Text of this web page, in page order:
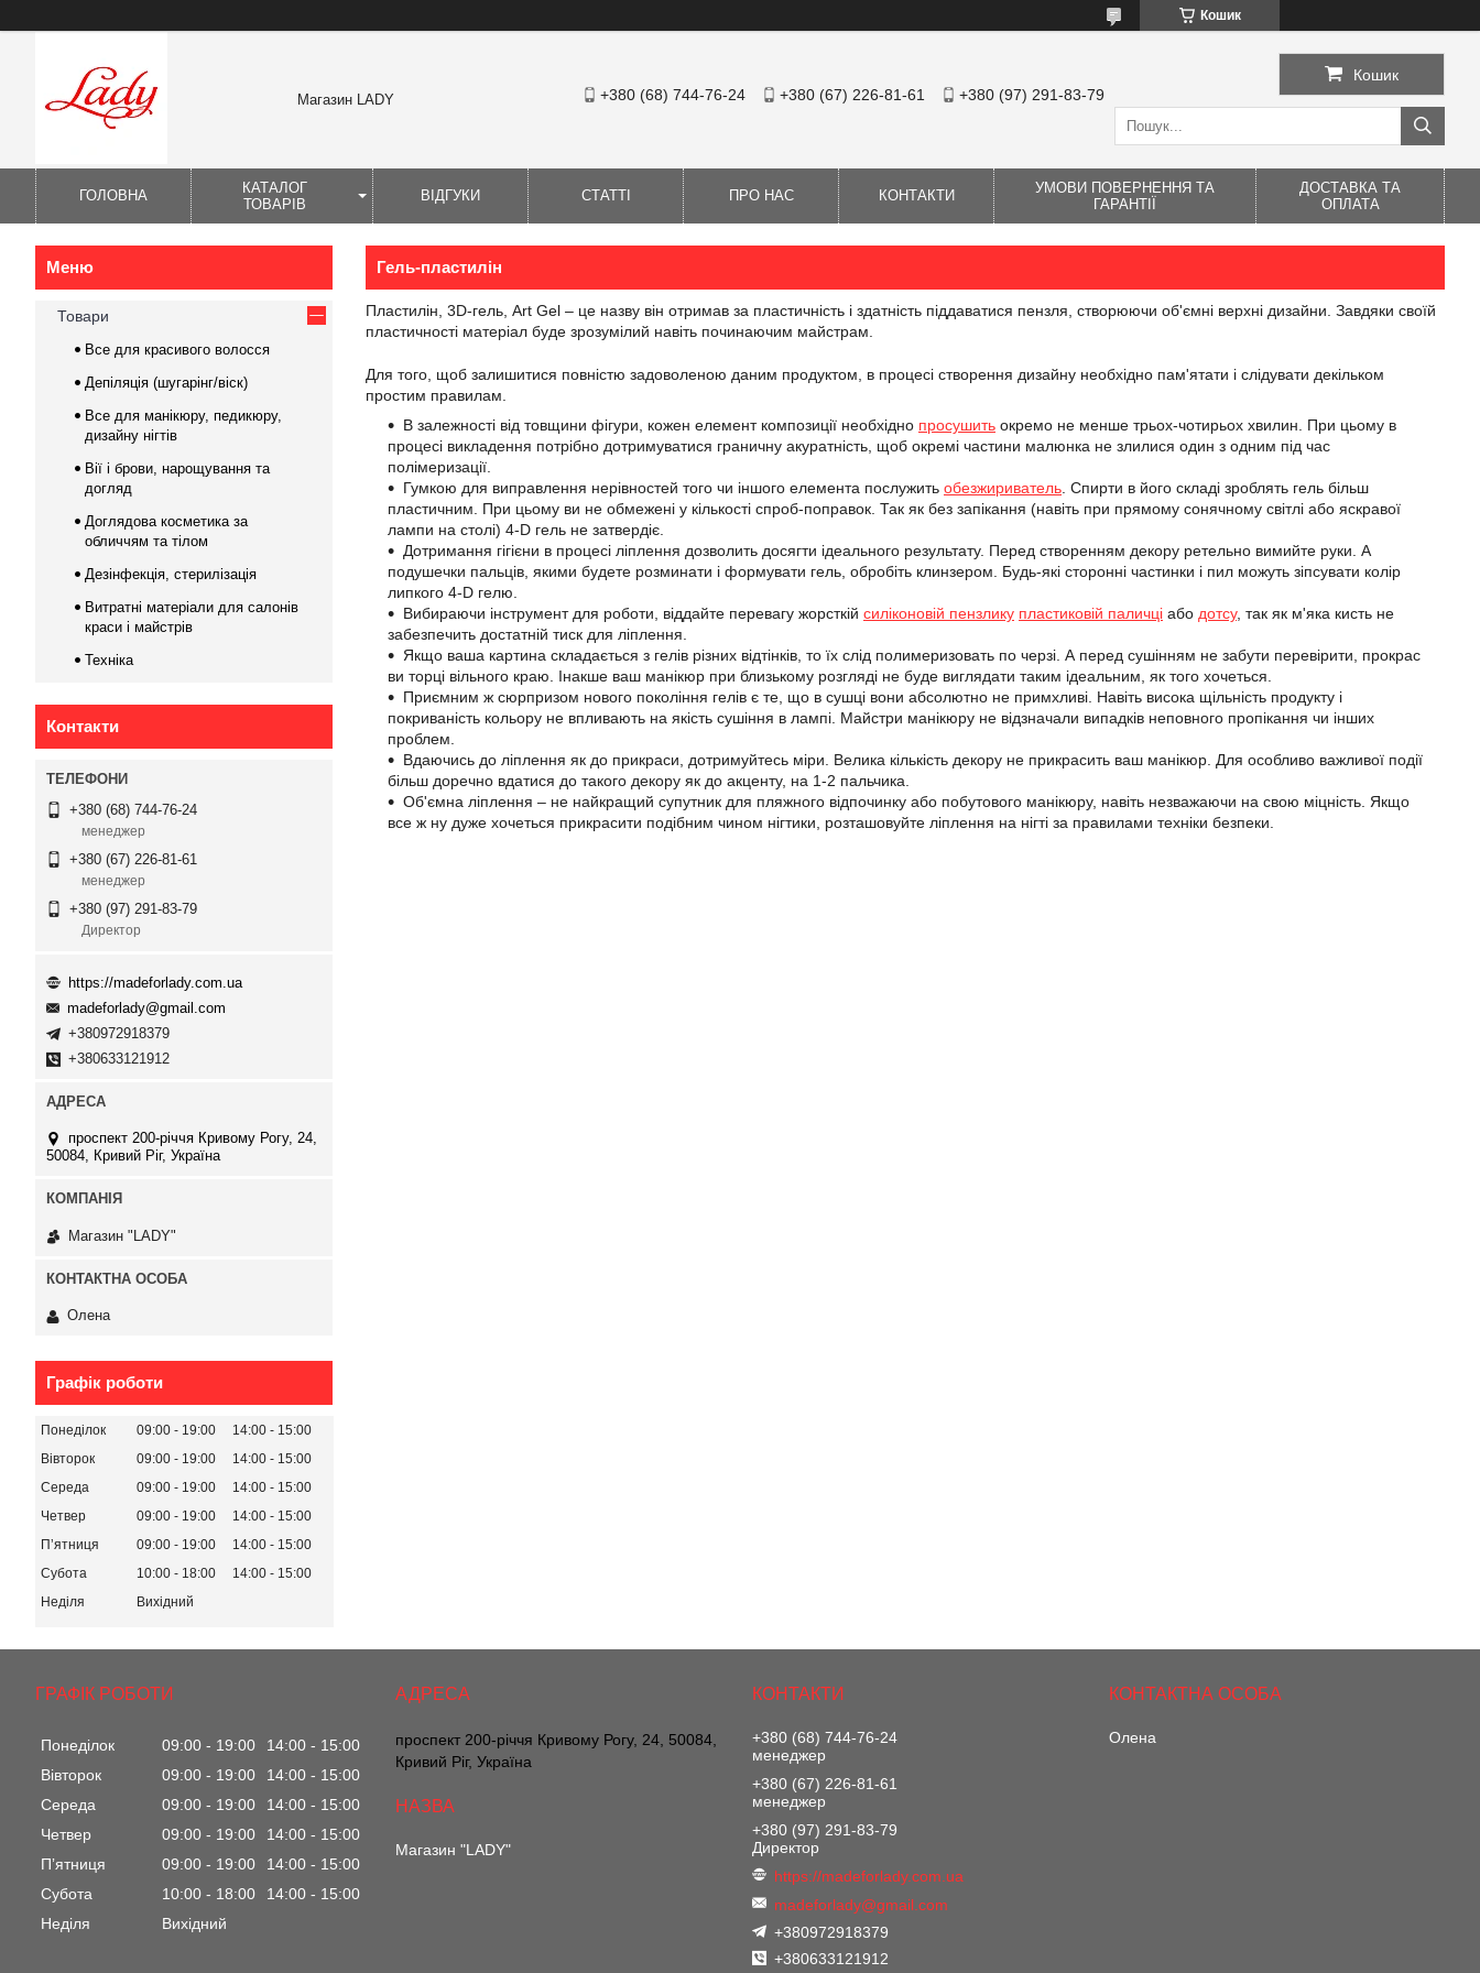
Кошик
Магазин LADY +380 (68) 744-76-24 +380 (67) 226-81-61 +380 (97) 291-83-79
Кошик
ГОЛОВНА
КАТАЛОГ
ТОВАРІВ
ВІДГУКИ СТАТТІ ПРО НАС КОНТАКТИ
УМОВИ ПОВЕРНЕННЯ ТА
ГАРАНТІЇ
ДОСТАВКА ТА
ОПЛАТА
Гель-пластилін
Пластилін, 3D-гель, Art Gel – це назву він отримав за пластичність і здатність піддаватися пензля, створюючи об'ємні верхні дизайни. Завдяки своїй
пластичності матеріал буде зрозумілий навіть починаючим майстрам.
Для того, щоб залишитися повністю задоволеною даним продуктом, в процесі створення дизайну необхідно пам'ятати і слідувати декільком
простим правилам.
В залежності від товщини фігури, кожен елемент композиції необхідно просушить окремо не менше трьох-чотирьох хвилин. При цьому в
процесі викладення потрібно дотримуватися граничну акуратність, щоб окремі частини малюнка не злилися один з одним під час
полімеризації.
Гумкою для виправлення нерівностей того чи іншого елемента послужить обезжириватель . Спирти в його складі зроблять гель більш
пластичним. При цьому ви не обмежені у кількості спроб-поправок. Так як без запікання (навіть при прямому сонячному світлі або яскравої
лампи на столі) 4-D гель не затвердіє.
Дотримання гігієни в процесі ліплення дозволить досягти ідеального результату. Перед створенням декору ретельно вимийте руки. А
подушечки пальців, якими будете розминати і формувати гель, обробіть клинзером. Будь-які сторонні частинки і пил можуть зіпсувати колір
липкого 4-D гелю.
Вибираючи інструмент для роботи, віддайте перевагу жорсткій силіконовій пензлику пластиковій паличці або дотсу, так як м'яка кисть не
забезпечить достатній тиск для ліплення.
Якщо ваша картина складається з гелів різних відтінків, то їх слід полимеризовать по черзі. А перед сушінням не забути перевірити, прокрас
ви торці вільного краю. Інакше ваш манікюр при близькому розгляді не буде виглядати таким ідеальним, як того хочеться.
Приємним ж сюрпризом нового покоління гелів є те, що в сушці вони абсолютно не примхливі. Навіть висока щільність продукту і
покриваність кольору не впливають на якість сушіння в лампі. Майстри манікюру не відзначали випадків неповного пропікання чи інших
проблем.
Вдаючись до ліплення як до прикраси, дотримуйтесь міри. Велика кількість декору не прикрасить ваш манікюр. Для особливо важливої події
більш доречно вдатися до такого декору як до акценту, на 1-2 пальчика.
Об'ємна ліплення – не найкращий супутник для пляжного відпочинку або побутового манікюру, навіть незважаючи на свою міцність. Якщо
все ж ну дуже хочеться прикрасити подібним чином нігтики, розташовуйте ліплення на нігті за правилами техніки безпеки.
Товари
Все для красивого волосся
Депіляція (шугарінг/віск)
Все для манікюру, педикюру,
дизайну нігтів
Вії і брови, нарощування та
догляд
Доглядова косметика за
обличчям та тілом
Дезінфекція, стерилізація
Витратні матеріали для салонів
краси і майстрів
Техніка
Контакти
+380 (68) 744-76-24
менеджер
+380 (67) 226-81-61
менеджер
+380 (97) 291-83-79
Директор
https://madeforlady.com.ua
madeforlady@gmail.com
+380972918379
+380633121912
проспект 200-річчя Кривому Рогу, 24,
50084, Кривий Ріг, Україна
Магазин "LADY"
Олена
Графік роботи
Понеділок 09:00 19:00 14:00
15:00
Вівторок
09:00 19:00 14:00
15:00
Середа
09:00 19:00 14:00
15:00
Четвер
09:00 19:00 14:00
15:00
Пʼятниця
09:00 19:00 14:00
15:00
Субота
10:00 18:00 14:00
15:00
Неділя
Вихідний
ГРАФІК РОБОТИ
Понеділок 09:00 19:00 14:00
15:00
Вівторок
09:00 19:00 14:00
15:00
Середа
09:00 19:00 14:00
15:00
Четвер
09:00 19:00 14:00
15:00
Пʼятниця
09:00 19:00 14:00
15:00
Субота
10:00 18:00 14:00
15:00
Неділя
Вихідний
проспект 200-річчя Кривому Рогу, 24, 50084,
Кривий Ріг, Україна
Магазин "LADY"
+380 (68) 744-76-24
менеджер
+380 (67) 226-81-61
менеджер
+380 (97) 291-83-79
Директор
https://madeforlady.com.ua
madeforlady@gmail.com
+380972918379
+380633121912
Олена